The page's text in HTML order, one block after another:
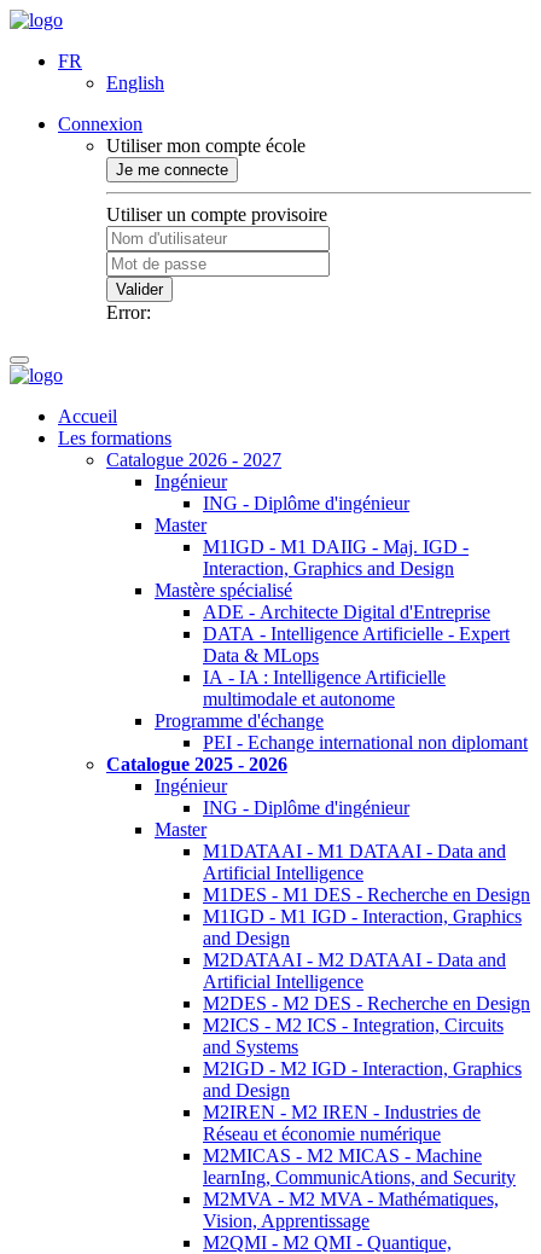
FR
English
Connexion
Utiliser mon compte école
Je me connecte
Utiliser un compte provisoire
Valider
Error:
Accueil
Les formations
Catalogue 2026 - 2027
Ingénieur
ING - Diplôme d'ingénieur
Master
M1IGD - M1 DAIIG - Maj. IGD -
Interaction, Graphics and Design
Mastère spécialisé
ADE - Architecte Digital d'Entreprise
DATA - Intelligence Artificielle - Expert
Data & MLops
IA - IA : Intelligence Artificielle
multimodale et autonome
Programme d'échange
PEI - Echange international non diplomant
Catalogue 2025 - 2026
Ingénieur
ING - Diplôme d'ingénieur
Master
M1DATAAI - M1 DATAAI - Data and
Artificial Intelligence
M1DES - M1 DES - Recherche en Design
M1IGD - M1 IGD - Interaction, Graphics
and Design
M2DATAAI - M2 DATAAI - Data and
Artificial Intelligence
M2DES - M2 DES - Recherche en Design
M2ICS - M2 ICS - Integration, Circuits
and Systems
M2IGD - M2 IGD - Interaction, Graphics
and Design
M2IREN - M2 IREN - Industries de
Réseau et économie numérique
M2MICAS - M2 MICAS - Machine
learnIng, CommunicAtions, and Security
M2MVA - M2 MVA - Mathématiques,
Vision, Apprentissage
M2QMI - M2 QMI - Quantique,